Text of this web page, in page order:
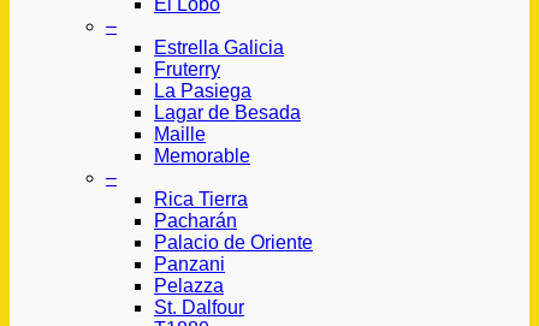
El Lobo
–
Estrella Galicia
Fruterry
La Pasiega
Lagar de Besada
Maille
Memorable
–
Rica Tierra
Pacharán
Palacio de Oriente
Panzani
Pelazza
St. Dalfour